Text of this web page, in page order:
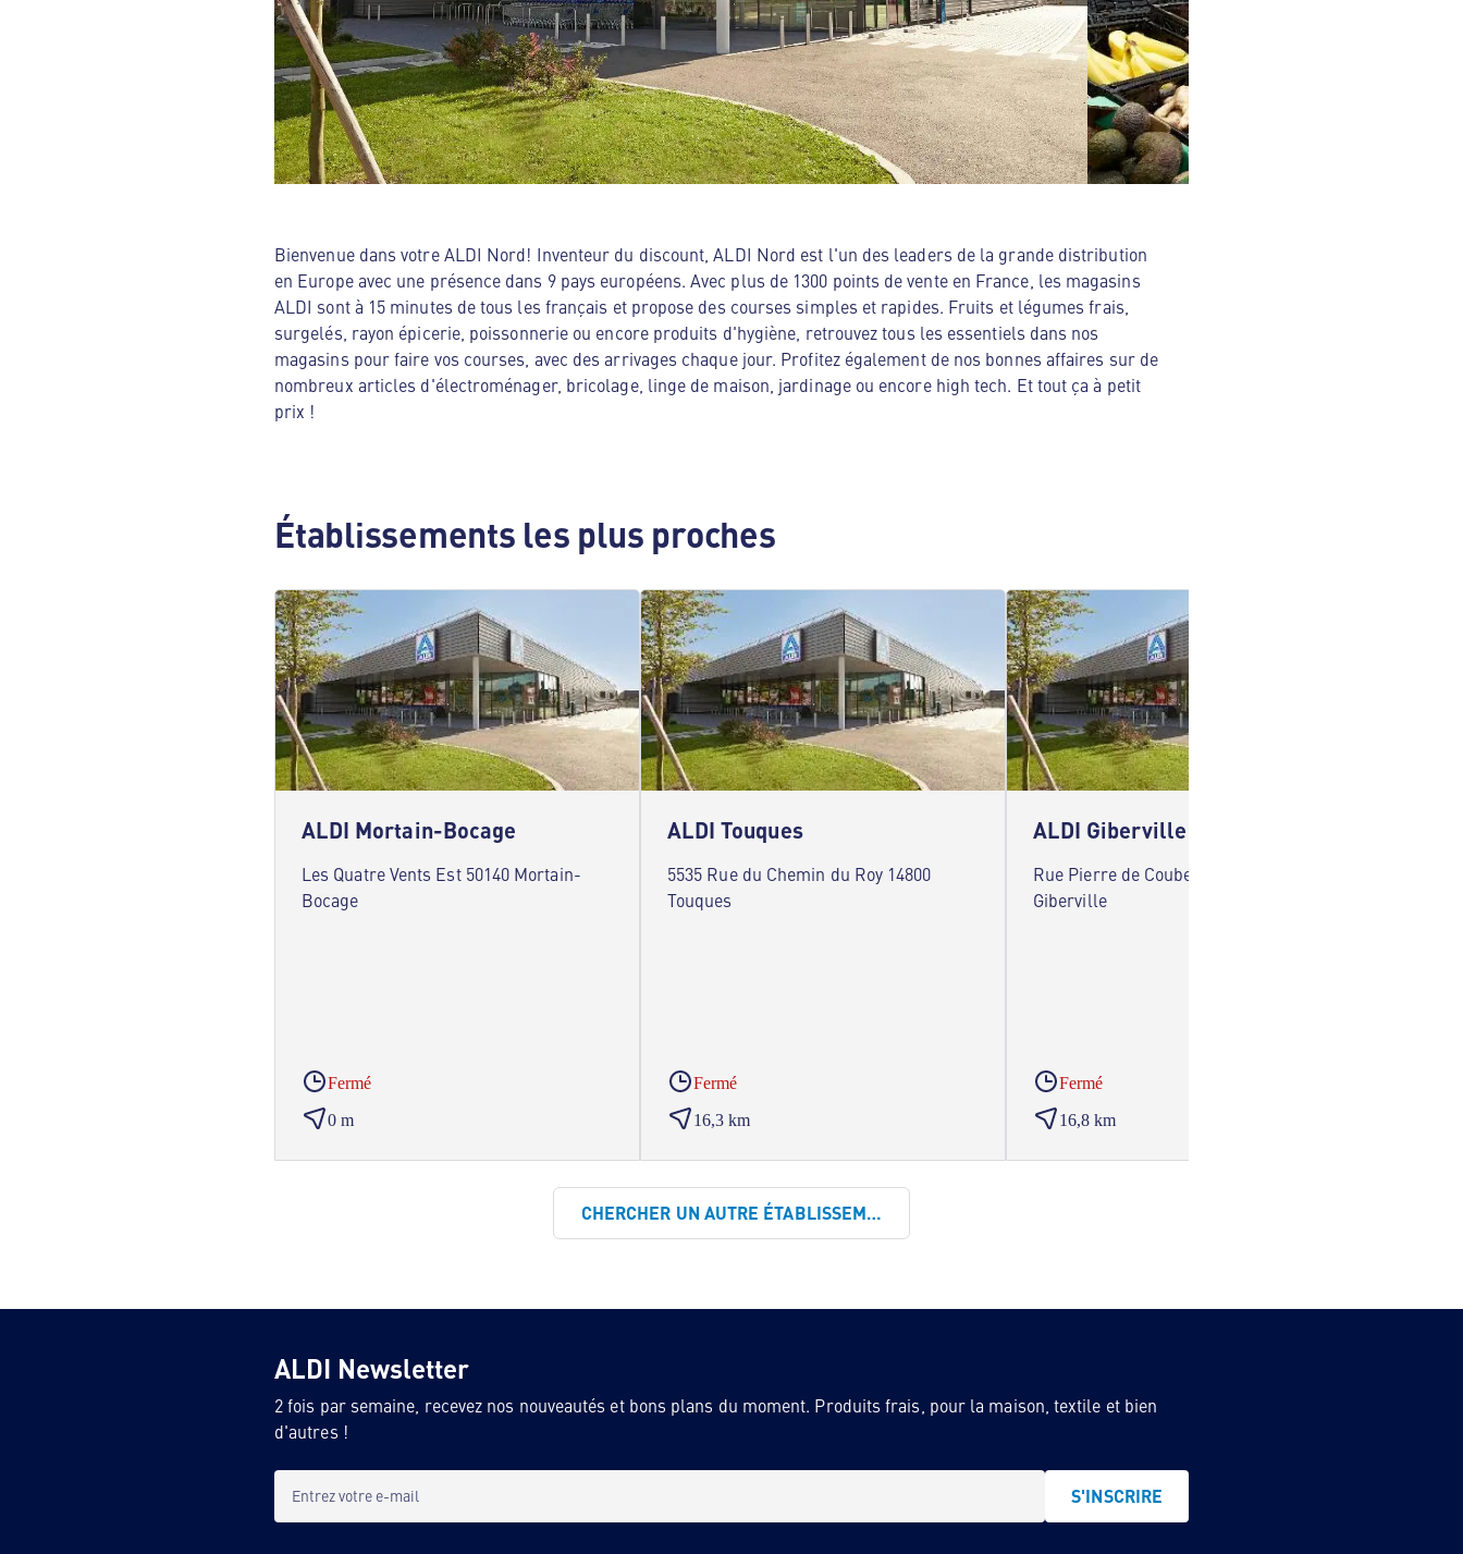
Bienvenue dans votre ALDI Nord! Inventeur du discount, ALDI Nord est l'un des leaders de la grande distribution
en Europe avec une présence dans 9 pays européens. Avec plus de 1300 points de vente en France, les magasins
ALDI sont à 15 minutes de tous les français et propose des courses simples et rapides. Fruits et légumes frais,
surgelés, rayon épicerie, poissonnerie ou encore produits d'hygiène, retrouvez tous les essentiels dans nos
magasins pour faire vos courses, avec des arrivages chaque jour. Profitez également de nos bonnes affaires sur de
nombreux articles d'électroménager, bricolage, linge de maison, jardinage ou encore high tech. Et tout ça à petit
prix !
Établissements les plus proches
ALDI Mortain-Bocage
Les Quatre Vents Est 50140 Mortain-
Bocage
Fermé
0 m
ALDI Touques
5535 Rue du Chemin du Roy 14800
Touques
Fermé
16,3 km
ALDI Giberville
Rue Pierre de Coubertin 14730
Giberville
Fermé
16,8 km
CHERCHER UN AUTRE ÉTABLISSEMENT
ALDI Newsletter
2 fois par semaine, recevez nos nouveautés et bons plans du moment. Produits frais, pour la maison, textile et bien
d'autres !
Entrez votre e-mail S'INSCRIRE